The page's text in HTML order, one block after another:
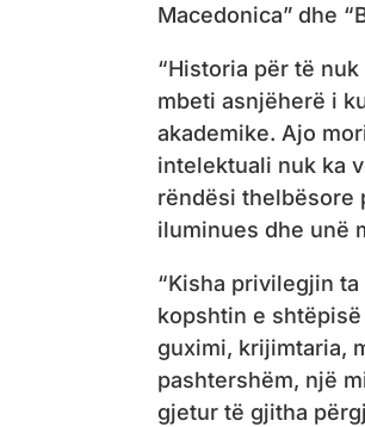
Macedonica” dhe
“Historia për të
mbeti asnjëherë i
akademike. Ajo
intelektuali nuk ka
rëndësi thelbësore
iluminues dhe unë
“Kisha privilegjin
kopshtin e
guximi, krijimtaria,
pashtershëm, një
gjetur të gjitha